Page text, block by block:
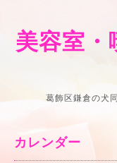
美容室・
葛飾区鎌倉の犬
カレンダー